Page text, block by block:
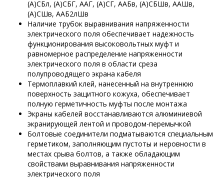
(А)СБл, (А)СБГ, ААГ, (А)СГ, ААБв, (А)СБШв, ААШв,
(А)СШв, ААБ2лШв
Наличие трубок выравнивания напряженности
электрического поля обеспечивает надежность
функционирования высоковольтных муфт и
равномерное распределение напряженности
электрического поля в области среза
полупроводящего экрана кабеля
Термоплавкий клей, нанесенный на внутреннюю
поверхность защитного кожуха, обеспечивает
полную герметичность муфты после монтажа
Экраны кабелей восстанавливаются алюминиевой
экранирующей лентой и проводом-перемычкой
Болтовые соединители подматываются специальным
герметиком, заполняющим пустоты и неровности в
местах срыва болтов, а также обладающим
свойствами выравнивания напряженности
электрического поля